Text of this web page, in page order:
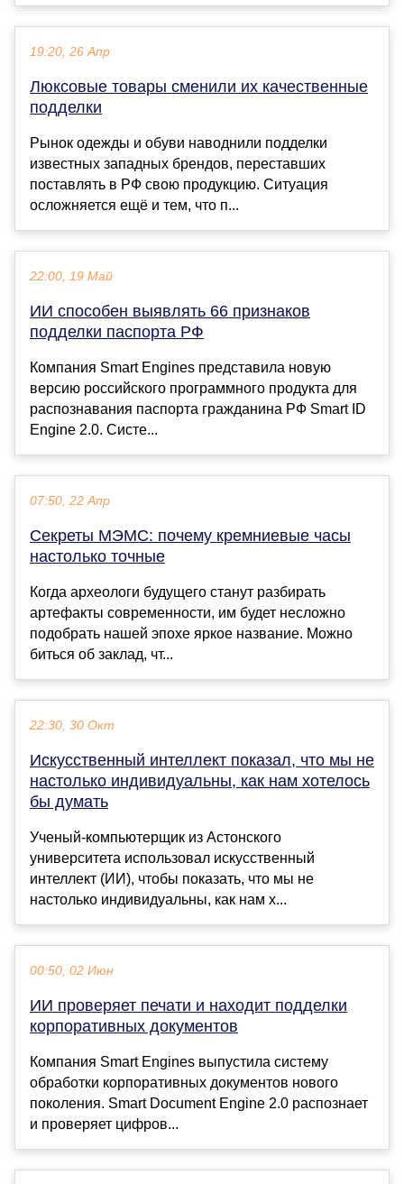
19:20, 26 Апр
Люксовые товары сменили их качественные
подделки
Рынок одежды и обуви наводнили подделки
известных западных брендов, переставших
поставлять в РФ свою продукцию. Ситуация
осложняется ещё и тем, что п...
22:00, 19 Май
ИИ способен выявлять 66 признаков
подделки паспорта РФ
Компания Smart Engines представила новую
версию российского программного продукта для
распознавания паспорта гражданина РФ Smart ID
Engine 2.0. Систе...
07:50, 22 Апр
Секреты МЭМС: почему кремниевые часы
настолько точные
Когда археологи будущего станут разбирать
артефакты современности, им будет несложно
подобрать нашей эпохе яркое название. Можно
биться об заклад, чт...
22:30, 30 Окт
Искусственный интеллект показал, что мы не
настолько индивидуальны, как нам хотелось
бы думать
Ученый-компьютерщик из Астонского
университета использовал искусственный
интеллект (ИИ), чтобы показать, что мы не
настолько индивидуальны, как нам х...
00:50, 02 Июн
ИИ проверяет печати и находит подделки
корпоративных документов
Компания Smart Engines выпустила систему
обработки корпоративных документов нового
поколения. Smart Document Engine 2.0 распознает
и проверяет цифров...